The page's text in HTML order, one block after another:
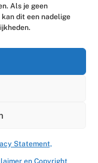
Als je geen
dit een nadelige
Statement,
en Copyright